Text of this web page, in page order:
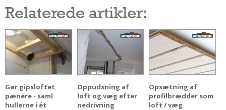
RENGØRING
Pletleksikon
Relaterede artikler:
Gør gipsloftet
pænere - saml
hullerne i ét
Oppudsning af
loft og væg efter
nedrivning
Opsætning af
profilbrædder som
loft / væg